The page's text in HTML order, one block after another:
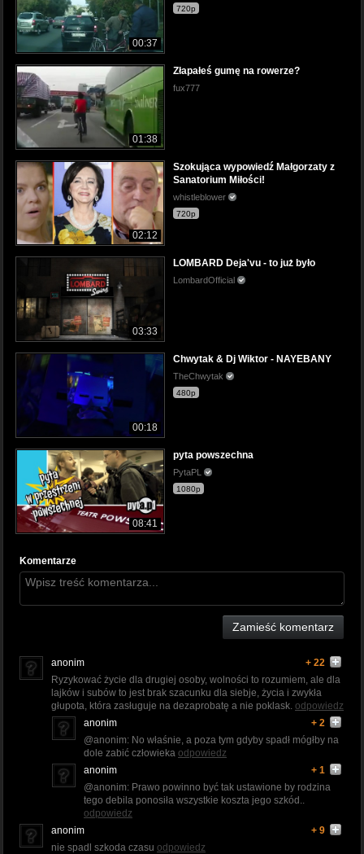
00:37
720p
01:38
Złapałeś gumę na rowerze?
fux777
02:12
Szokująca wypowiedź Małgorzaty z
Sanatorium Miłości!
whistleblower
720p
03:33
LOMBARD Deja'vu - to już było
LombardOfficial
00:18
Chwytak & Dj Wiktor - NAYEBANY
TheChwytak
480p
08:41
pyta powszechna
PytaPL
1080p
Komentarze
Zamieść komentarz
anonim
+ 22
Ryzykować życie dla drugiej osoby, wolności to rozumiem, ale dla
lajków i subów to jest brak szacunku dla siebje, życia i zwykła
głupota, która zasługuje na dezaprobatę a nie poklask. odpowiedz
anonim
+ 2
@anonim: No właśnie, a poza tym gdyby spadł mógłby na
dole zabić człowieka odpowiedz
anonim
+ 1
@anonim: Prawo powinno być tak ustawione by rodzina
tego debila ponosiła wszystkie koszta jego szkód..
odpowiedz
anonim
+ 9
nie spadl szkoda czasu odpowiedz